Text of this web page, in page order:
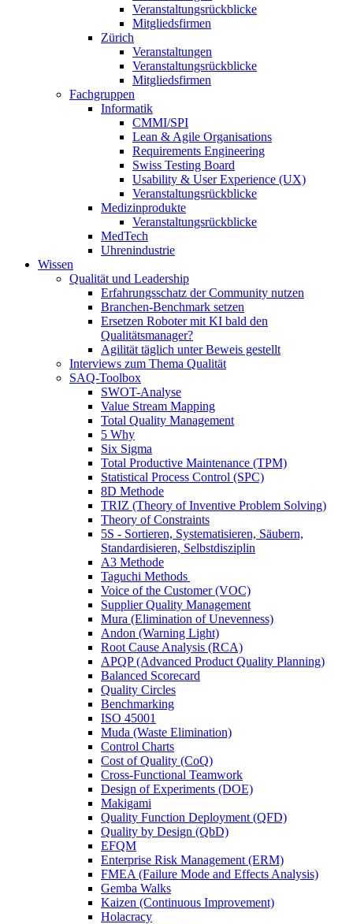
Veranstaltungsrückblicke
Mitgliedsfirmen
Zürich
Veranstaltungen
Veranstaltungsrückblicke
Mitgliedsfirmen
Fachgruppen
Informatik
CMMI/SPI
Lean & Agile Organisations
Requirements Engineering
Swiss Testing Board
Usability & User Experience (UX)
Veranstaltungsrückblicke
Medizinprodukte
Veranstaltungsrückblicke
MedTech
Uhrenindustrie
Wissen
Qualität und Leadership
Erfahrungsschatz der Community nutzen
Branchen-Benchmark setzen
Ersetzen Roboter mit KI bald den
Qualitätsmanager?
Agilität täglich unter Beweis gestellt
Interviews zum Thema Qualität
SAQ-Toolbox
SWOT-Analyse
Value Stream Mapping
Total Quality Management
5 Why
Six Sigma
Total Productive Maintenance (TPM)
Statistical Process Control (SPC)
8D Methode
TRIZ (Theory of Inventive Problem Solving)
Theory of Constraints
5S - Sortieren, Systematisieren, Säubern,
Standardisieren, Selbstdisziplin
A3 Methode
Taguchi Methods
Voice of the Customer (VOC)
Supplier Quality Management
Mura (Elimination of Unevenness)
Andon (Warning Light)
Root Cause Analysis (RCA)
APQP (Advanced Product Quality Planning)
Balanced Scorecard
Quality Circles
Benchmarking
ISO 45001
Muda (Waste Elimination)
Control Charts
Cost of Quality (CoQ)
Cross-Functional Teamwork
Design of Experiments (DOE)
Makigami
Quality Function Deployment (QFD)
Quality by Design (QbD)
EFQM
Enterprise Risk Management (ERM)
FMEA (Failure Mode and Effects Analysis)
Gemba Walks
Kaizen (Continuous Improvement)
Holacracy